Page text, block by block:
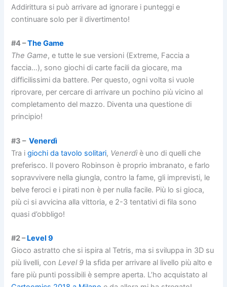
Addirittura si può arrivare ad ignorare i punteggi e
continuare solo per il divertimento!
#4 –The Game
The Game, e tutte le sue versioni (Extreme, Faccia a
faccia…), sono giochi di carte facili da giocare, ma
difficilissimi da battere. Per questo, ogni volta si vuole
riprovare, per cercare di arrivare un pochino più vicino al
completamento del mazzo. Diventa una questione di
principio!
#3 –Venerdì
Tra i giochi da tavolo solitari, Venerdì è uno di quelli che
preferisco. Il povero Robinson è proprio imbranato, e farlo
sopravvivere nella giungla, contro la fame, gli imprevisti, le
belve feroci e i pirati non è per nulla facile. Più lo si gioca,
più ci si avvicina alla vittoria, e 2-3 tentativi di fila sono
quasi d’obbligo!
#2 –Level 9
Gioco astratto che si ispira al Tetris, ma si sviluppa in 3D su
più livelli, conLevel 9 la sfida per arrivare al livello più alto e
fare più punti possibili è sempre aperta. L’ho acquistato al